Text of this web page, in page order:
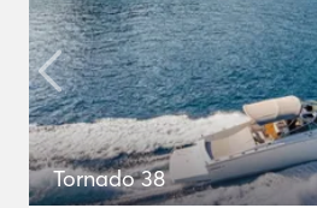
Tornado 38